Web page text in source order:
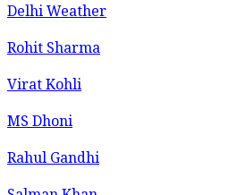
Delhi Weather
Rohit Sharma
Virat Kohli
MS Dhoni
Rahul Gandhi